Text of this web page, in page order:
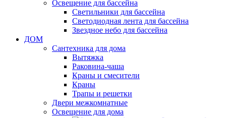
Освещение для бассейна
Светильники для бассейна
Светодиодная лента для бассейна
Звездное небо для бассейна
ДОМ
Сантехника для дома
Вытяжка
Раковина-чаша
Краны и смесители
Краны
Трапы и решетки
Двери межкомнатные
Освещение для дома